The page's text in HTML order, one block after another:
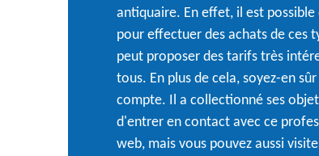
antiquaire. En effet, il est
pour effectuer des achats de ces
peut proposer des tarifs très
tous. En plus de cela, soyez-en
compte. Il a collectionné ses
d'entrer en contact avec ce
web, mais vous pouvez aussi